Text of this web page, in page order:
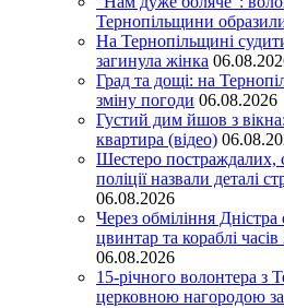
Тернопільщини
На Тернопільщині
загинула жінка
Град та дощі: на
зміну погоди 06.08.2026
Густий дим йшов з
квартира (відео)
Шестеро постраждалих,
поліції назвали деталі
06.08.2026
Через обміління
цвинтар та кораблі часів
06.08.2026
15-річного волонтера з
церковною нагородою